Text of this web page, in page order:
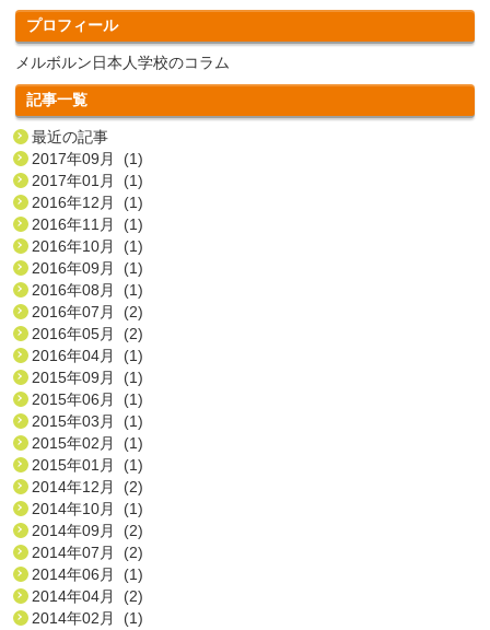
プロフィール
メルボルン日本人学校のコラム
記事一覧
最近の記事
2017年09月 (1)
2017年01月 (1)
2016年12月 (1)
2016年11月 (1)
2016年10月 (1)
2016年09月 (1)
2016年08月 (1)
2016年07月 (2)
2016年05月 (2)
2016年04月 (1)
2015年09月 (1)
2015年06月 (1)
2015年03月 (1)
2015年02月 (1)
2015年01月 (1)
2014年12月 (2)
2014年10月 (1)
2014年09月 (2)
2014年07月 (2)
2014年06月 (1)
2014年04月 (2)
2014年02月 (1)